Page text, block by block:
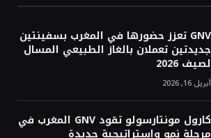
GNV تعزز حضورها في المغرب بسفينتين
جديدتين تعملان بالغاز الطبيعي المسال
لصيف 2026
أبريل 16, 2026
كارول مونتارسولو تقود GNV المغرب في
مرحلة نمو واستراتيجية جديدة